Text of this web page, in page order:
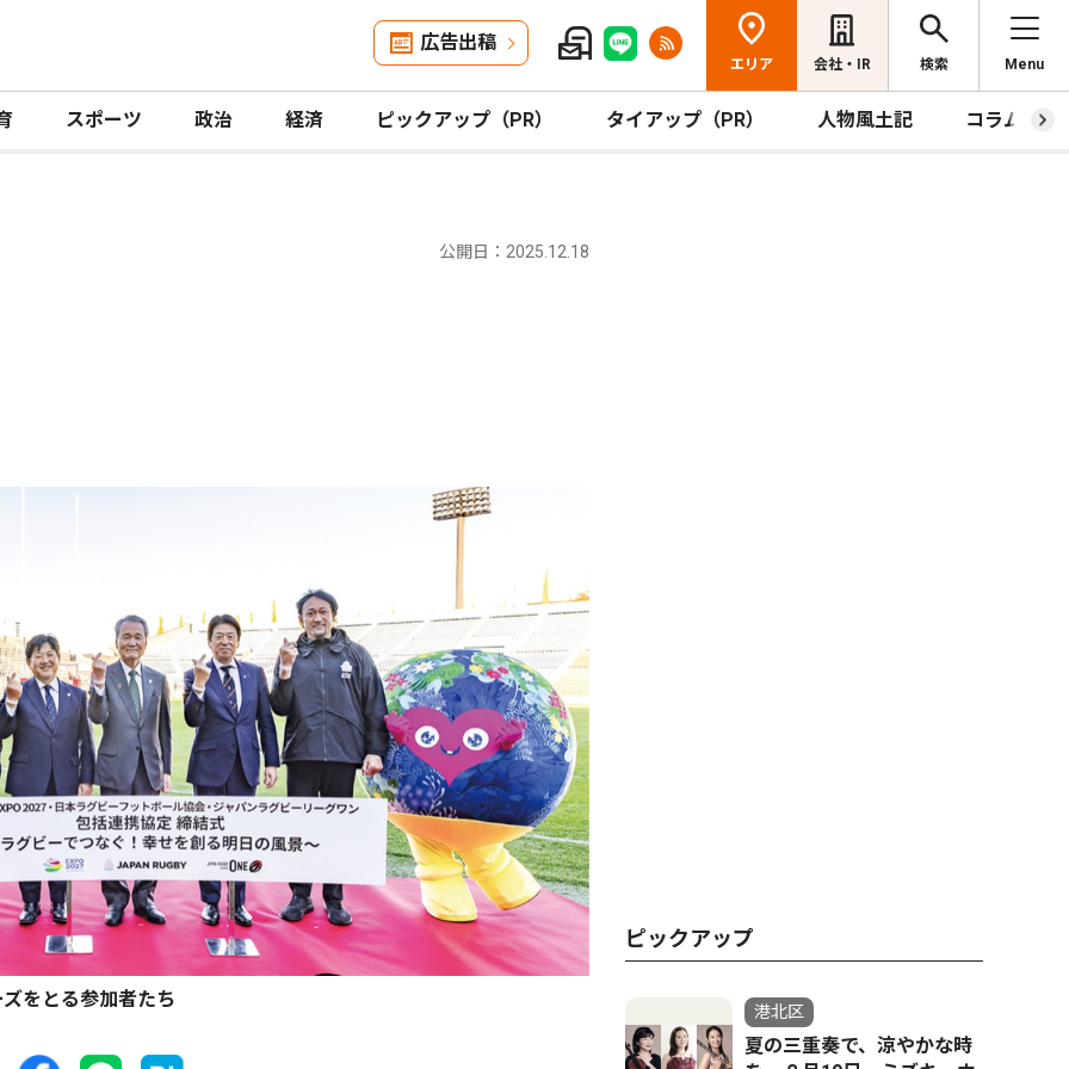
広告出稿
エリア 会社・IR 検索 Menu
スポーツ 政治 経済 ピックアップ（PR） タイアップ（PR） 人物風土記 コラム
公開日：2025.12.18
をとる参加者たち
ピックアップ
港北区
夏の三重奏で、涼やかな時